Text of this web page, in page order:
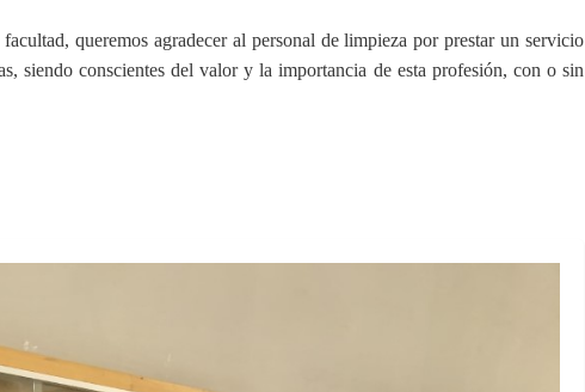
queremos agradecer al personal de limpieza por prestar un servicio
siendo conscientes del valor y la importancia de esta profesión, con o sin